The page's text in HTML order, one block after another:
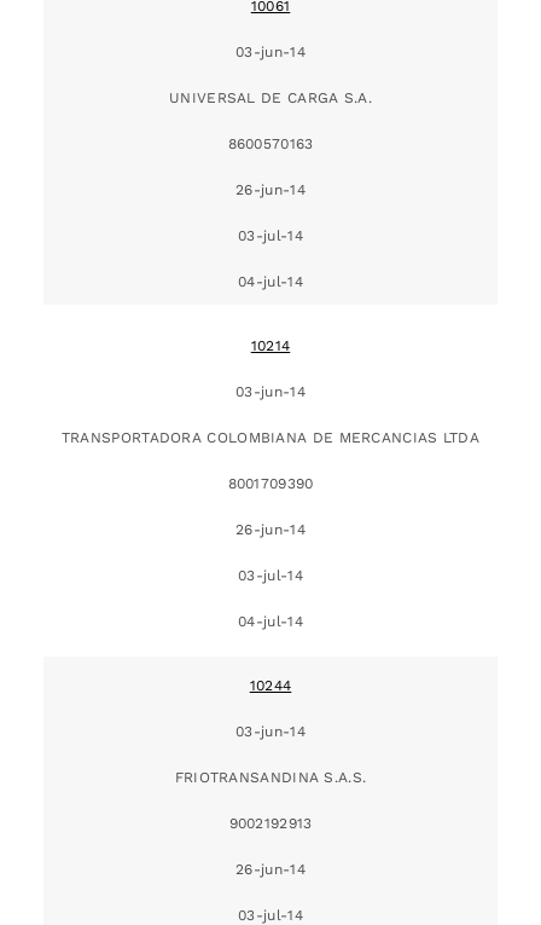
10061
03-jun-14
UNIVERSAL DE CARGA S.A.
8600570163
26-jun-14
03-jul-14
04-jul-14
10214
03-jun-14
TRANSPORTADORA COLOMBIANA DE MERCANCIAS LTDA
8001709390
26-jun-14
03-jul-14
04-jul-14
10244
03-jun-14
FRIOTRANSANDINA S.A.S.
9002192913
26-jun-14
03-jul-14